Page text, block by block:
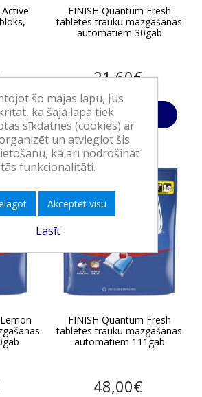
FINISH Quantum Fresh
tabletes trauku mazgāšanas
automātiem 30gab
21,60€
Ielikt grozā
FINISH Quantum Fresh
tabletes trauku mazgāšanas
automātiem 111gab
48,00€
šo mājas lapu, Jūs
ka šajā lapā tiek
sīkdatnes (cookies) ar
un atvieglot šis
kā arī nodrošināt
tās funkcionalitāti.
Akceptēt visu
Lasīt